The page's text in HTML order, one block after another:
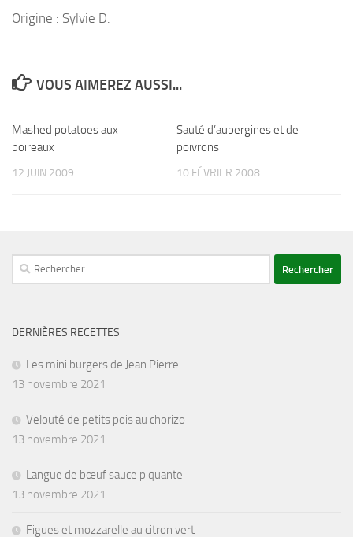
Origine : Sylvie D.
VOUS AIMEREZ AUSSI...
Mashed potatoes aux
poireaux
12 JUIN 2009
Sauté d’aubergines et de
poivrons
10 FÉVRIER 2008
Rechercher :
DERNIÈRES RECETTES
Les mini burgers de Jean Pierre
13 novembre 2021
Velouté de petits pois au chorizo
13 novembre 2021
Langue de bœuf sauce piquante
13 novembre 2021
Figues et mozzarelle au citron vert